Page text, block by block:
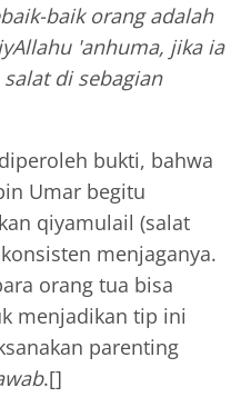
baik orang adalah
'anhuma, jika ia
di sebagian
bukti, bahwa
Umar begitu
qiyamulail (salat
menjaganya.
orang tua bisa
menjadikan tip ini
parenting
.[]